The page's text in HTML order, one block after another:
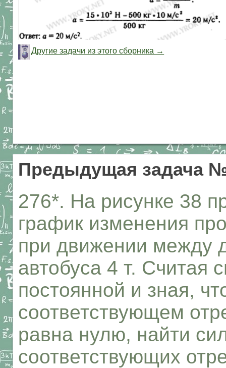
Другие задачи из этого сборника →
Предыдущая задача
276*. На рисунке 38
график изменения
при движении между
автобуса 4 т. Считая
постоянной и зная,
соответствующем
равна нулю, найти
соответствующих